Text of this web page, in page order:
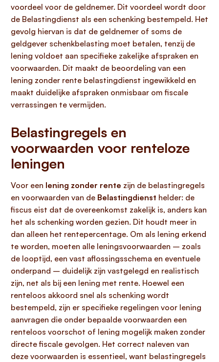
voordeel voor de geldnemer. Dit voordeel wordt door
de Belastingdienst als een schenking bestempeld. Het
gevolg hiervan is dat de geldnemer of soms de
geldgever schenkbelasting moet betalen, tenzij de
lening voldoet aan specifieke zakelijke afspraken en
voorwaarden. Dit maakt de beoordeling van een
lening zonder rente belastingdienst ingewikkeld en
maakt duidelijke afspraken onmisbaar om fiscale
verrassingen te vermijden.
Belastingregels en
voorwaarden voor renteloze
leningen
Voor een lening zonder rente zijn de belastingregels
en voorwaarden van de Belastingdienst helder: de
fiscus eist dat de overeenkomst zakelijk is, anders kan
het als schenking worden gezien. Dit houdt meer in
dan alleen het rentepercentage. Om als lening erkend
te worden, moeten alle leningsvoorwaarden – zoals
de looptijd, een vast aflossingsschema en eventuele
onderpand – duidelijk zijn vastgelegd en realistisch
zijn, net als bij een lening met rente. Hoewel een
renteloos akkoord snel als schenking wordt
bestempeld, zijn er specifieke regelingen voor lening
aanvragen die onder bepaalde voorwaarden een
renteloos voorschot of lening mogelijk maken zonder
directe fiscale gevolgen. Het correct naleven van
deze voorwaarden is essentieel, want belastingregels